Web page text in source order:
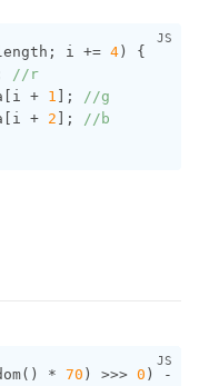
i += 4) {
//r
+ 1 ];
//g
+ 2 ];
//b
* 70 ) >>> 0 ) -